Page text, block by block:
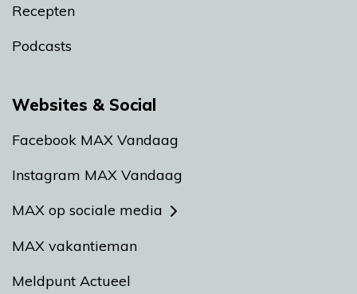
Recepten
Podcasts
Websites & Social
Facebook MAX Vandaag
Instagram MAX Vandaag
MAX op sociale media
MAX vakantieman
Meldpunt Actueel